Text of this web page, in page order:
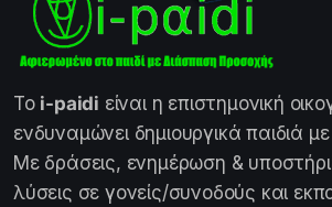
Το i-paidi είναι η επιστημονική
ενδυναμώνει δημιουργικά παιδιά
Με δράσεις, ενημέρωση &
λύσεις σε γονείς/συνοδούς και